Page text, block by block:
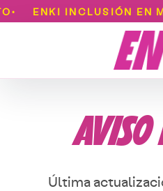
ENKI Inclusión en movimiento
ENKI INCLUSIÓN EN
AVISO
Última